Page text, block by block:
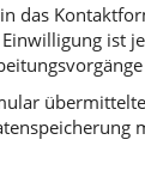
das
ist